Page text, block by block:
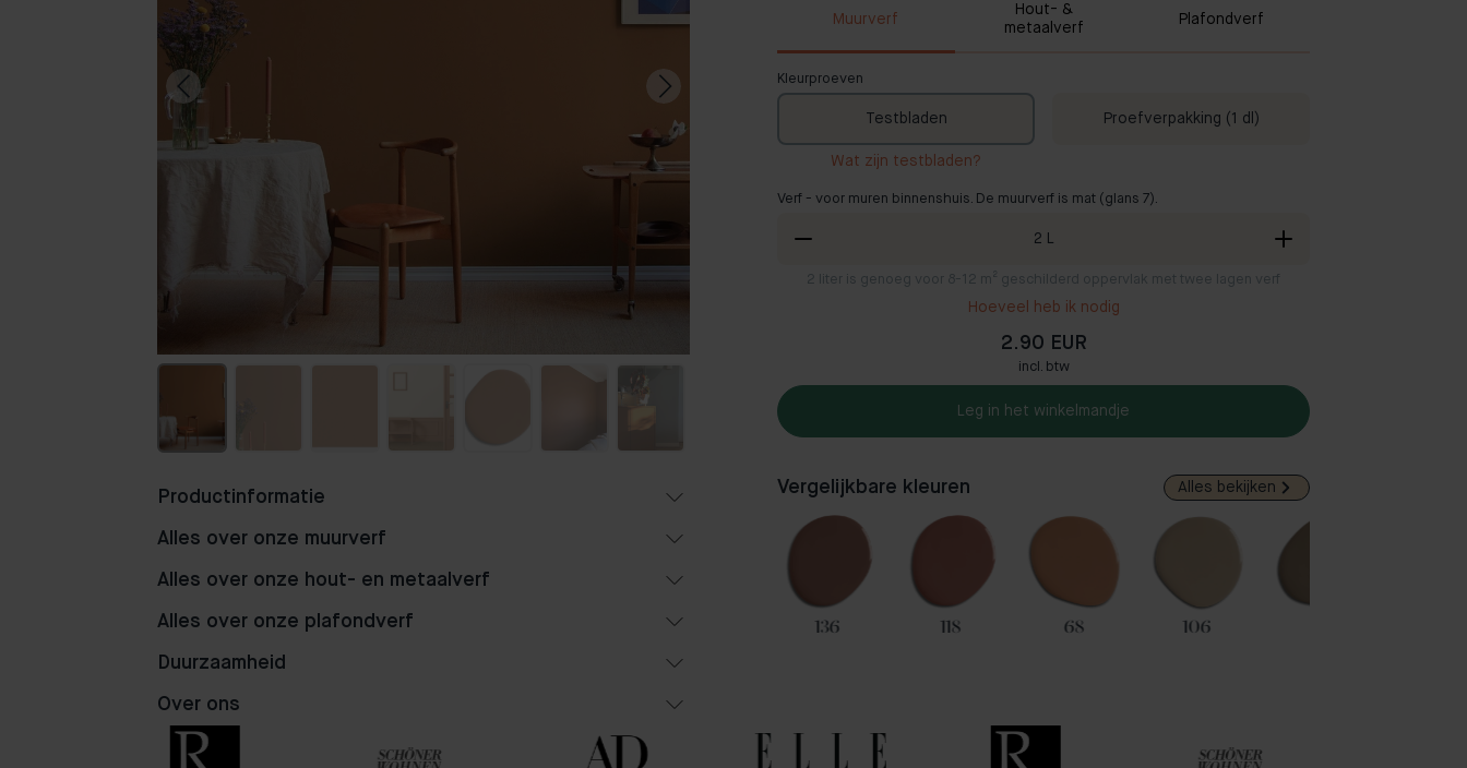
Muurverf
Hout- &
metaalverf
Plafondverf
Kleurproeven
Testbladen Proefverpakking (1 dl)
Wat zijn testbladen?
Verf - voor muren binnenshuis. De muurverf is mat (glans 7).
2 L
2 liter is genoeg voor 8-12 m² geschilderd oppervlak met twee lagen verf
Hoeveel heb ik nodig
2.90 EUR
incl. btw
Leg in het winkelmandje
Vergelijkbare kleuren Alles bekijken
68 106 136 118 68 106
Productinformatie
Alles over onze muurverf
Alles over onze hout- en metaalverf
Alles over onze plafondverf
Duurzaamheid
Over ons